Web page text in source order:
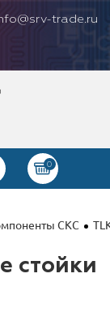
trade.ru
0
СКС
стойки